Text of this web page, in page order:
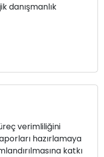
danışmanlık
verimliliğini
hazırlamaya
katkı